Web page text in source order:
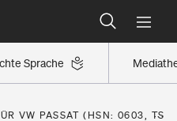
Sprache
finden
eingestuft
finden
VW PASSAT (HSN: 0603,